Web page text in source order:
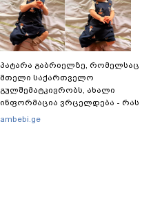
პატარა გაბრიელზე, რომელსაც
მთელი საქართველო
გულშემატკივრობს, ახალი
ინფორმაცია ვრცელდება - რას
წერს ბიჭუნას დედა?
ambebi.ge